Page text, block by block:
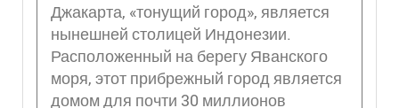
Джакарта, «тонущий город», является
нынешней столицей Индонезии.
Расположенный на берегу Яванского
моря, этот прибрежный город является
домом для почти 30 миллионов